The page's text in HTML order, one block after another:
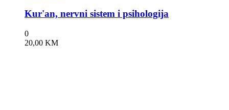
Kur'an, nervni sistem i psihologija
0
20,00 KM